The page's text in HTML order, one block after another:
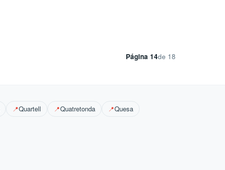
Página 14de 18
📍Quartell 📍Quatretonda 📍Quesa